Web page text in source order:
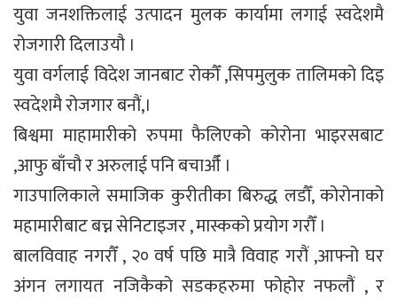
युवा जनशक्तिलाई उत्पादन मुलक कार्यामा लगाई स्वदेशमै
रोजगारी दिलाउयौ ।
युवा वर्गलाई विदेश जानबाट रोकौँ ,सिपमुलुक तालिमको दिइ
स्वदेशमै रोजगार बनौं,।
बिश्वमा माहामारीको रुपमा फैलिएको कोरोना भाइरसबाट
,आफु बाँचौ र अरुलाई पनि बचाऔँ ।
गाउपालिकाले समाजिक कुरीतीका बिरुद्ध लडौँ, कोरोनाको
महामारीबाट बच्न सेनिटाइजर , मास्कको प्रयोग गरौँ ।
बालविवाह नगरौँ , २० वर्ष पछि मात्रै विवाह गरौं ,आफ्नो घर
अंगन लगायत नजिकैको सडकहरुमा फोहोर नफलौं , र